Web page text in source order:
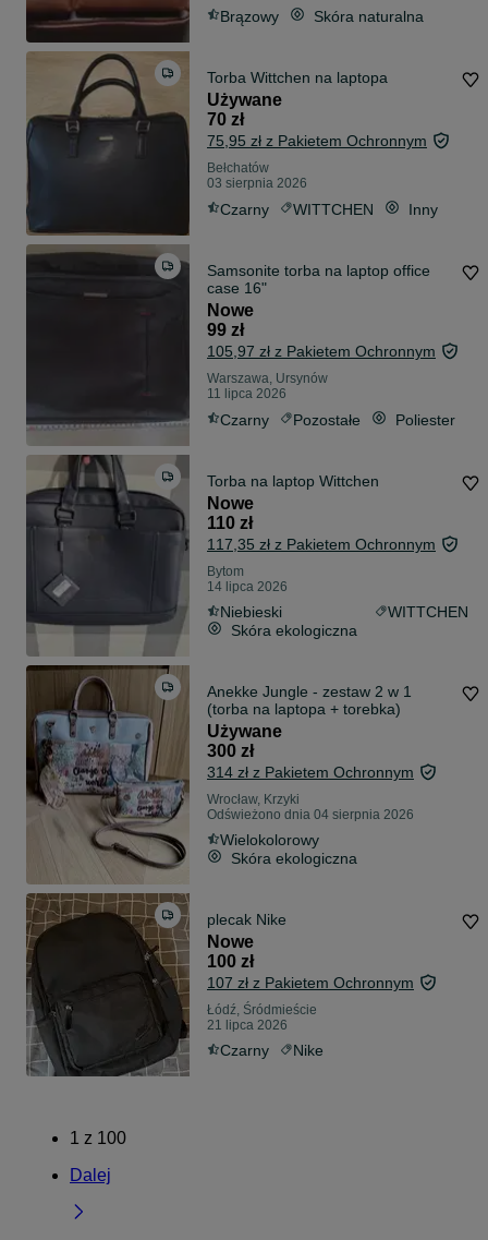
Brązowy Skóra naturalna
Torba Wittchen na laptopa
Używane
70 zł
75,95 zł z Pakietem Ochronnym
Bełchatów
03 sierpnia 2026
Czarny WITTCHEN Inny
Samsonite torba na laptop office
case 16"
Nowe
99 zł
105,97 zł z Pakietem Ochronnym
Warszawa, Ursynów
11 lipca 2026
Czarny Pozostałe Poliester
Torba na laptop Wittchen
Nowe
110 zł
117,35 zł z Pakietem Ochronnym
Bytom
14 lipca 2026
Niebieski
WITTCHEN
Skóra ekologiczna
Anekke Jungle - zestaw 2 w 1
(torba na laptopa + torebka)
Używane
300 zł
314 zł z Pakietem Ochronnym
Wrocław, Krzyki
Odświeżono dnia 04 sierpnia 2026
Wielokolorowy
Skóra ekologiczna
plecak Nike
Nowe
100 zł
107 zł z Pakietem Ochronnym
Łódź, Śródmieście
21 lipca 2026
Czarny Nike
1 z 100
Dalej